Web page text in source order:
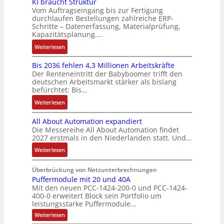
n
t
w
i
c
k
l
u
n
g
o
s
i
t
i
v
e
M
o
m
e
n
t
a
u
f
n
a
h
m
e
,
g
b
o
t
i
k
n
i
n
F
a
n
u
c
C
N
C
-
S
y
s
t
e
m
e
k
-
G
e
s
c
h
ä
f
t
s
f
h
r
e
r
u
m
V
o
r
s
s
t
è
m
e
s
:
Q
2
-
E
r
g
e
b
n
i
s
s
e
b
e
s
r
V
e
r
t
r
i
e
b
s
-
u
n
d
M
a
r
k
e
t
i
n
g
Vom Auftragseingang bis zur Fertigung
durchlaufen Bestellungen zahlreiche ERP-
Schritte – Datenerfassung, Materialprüfung,
Kapazitätsplanung.…
Weiterlesen:
K
I
b
r
a
u
c
h
t
S
t
r
u
k
t
u
r
Bis 2036 fehlen 4,3 Millionen Arbeitskräfte
Der Renteneintritt der Babyboomer trifft den
deutschen Arbeitsmarkt stärker als bislang
befürchtet: Bis…
Weiterlesen:
B
i
s
2
0
3
6
f
e
h
l
e
All About Automation expandiert
Die Messereihe All About Automation findet
2027 erstmals in den Niederlanden statt. Und…
Weiterlesen:
A
l
l
A
b
o
u
Überbrückung von Netzunterbrechnungen
Puffermodule mit 20 und 40A
Mit den neuen PCC-1424-200-0 und PCC-1424-
400-0 erweitert Block sein Portfolio um
leistungsstarke Puffermodule…
Weiterlesen:
P